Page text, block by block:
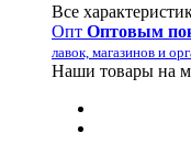
Все
Опт Оптовым
лавок, магазинов и
Наши товары на